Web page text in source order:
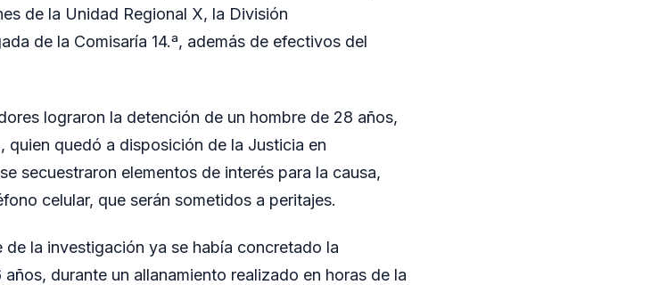
de la Unidad Regional X, la División
de la Comisaría 14.ª, además de efectivos del
lograron la detención de un hombre de 28 años,
quien quedó a disposición de la Justicia en
secuestraron elementos de interés para la causa,
celular, que serán sometidos a peritajes.
la investigación ya se había concretado la
durante un allanamiento realizado en horas de la